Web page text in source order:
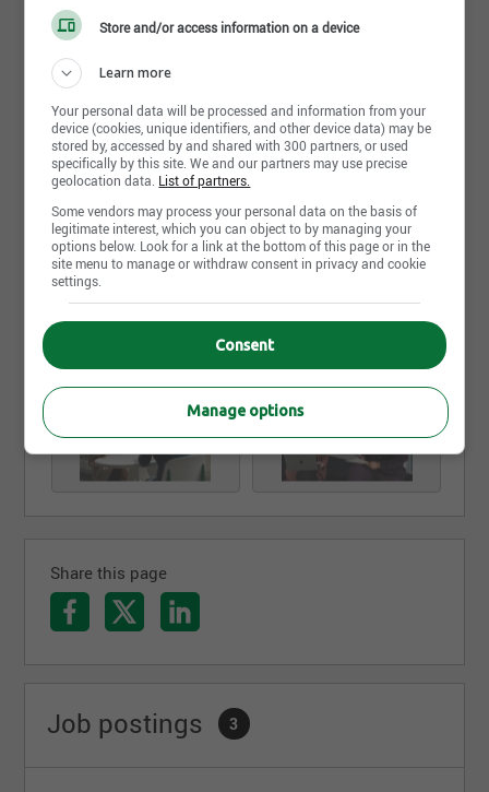
nos clients.
Depuis sa création en 2013, l’offre de service
contribuer sainement à la santé financière de notre
clientèle. Nous sommes fiers d’être des pionniers
dans notre secteur d’activité et d’offrir aux
consommateurs des solutions de crédit alternatives
aux produits offerts par les institutions bancaires.
Notre équipe est au cœur de nos priorités, c'est
pourquoi nous misons sur un environnement de
travail sain, inclusif et stimulant, basé sur nos 5
valeurs fondamentales :
La bienveillance, l'intégrité, l'excellence, l'innovation
et le respect. Nous croyons que le partage de
connaissance et les échanges nous enrichissent
Read more
Photos and videos
Share this page
Job postings 3
Store and/or access information on a device
Learn more
Your personal data will be processed and information from your
device (cookies, unique identifiers, and other device data) may be
stored by, accessed by and shared with 300 partners, or used
specifically by this site. We and our partners may use precise
geolocation data. List of partners.
Some vendors may process your personal data on the basis of
legitimate interest, which you can object to by managing your
options below. Look for a link at the bottom of this page or in the
site menu to manage or withdraw consent in privacy and cookie
settings.
Consent
Manage options